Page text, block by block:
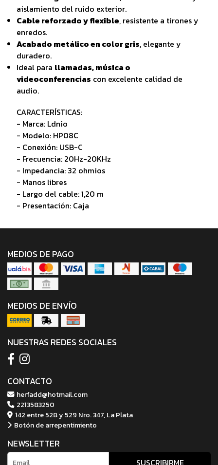
aislamiento del ruido exterior.
Cable reforzado y flexible, resistente a tirones y
enredos.
Acabado metálico en color gris, elegante y
duradero.
Ideal para llamadas, música o
videoconferencias con excelente calidad de
audio.
CARACTERÍSTICAS:
- Marca: Ldnio
- Modelo: HP08C
- Conexión: USB-C
- Frecuencia: 20Hz-20KHz
- Impedancia: 32 ohmios
- Manos libres
- Largo del cable: 1,20 m
- Presentación: Caja
MEDIOS DE PAGO
MEDIOS DE ENVÍO
NUESTRAS REDES SOCIALES
CONTACTO
herfadd@hotmail.com
2213583250
142 entre 528 y 529 Nro. 347, La Plata
Botón de arrepentimiento
NEWSLETTER
SUSCRIBIRME